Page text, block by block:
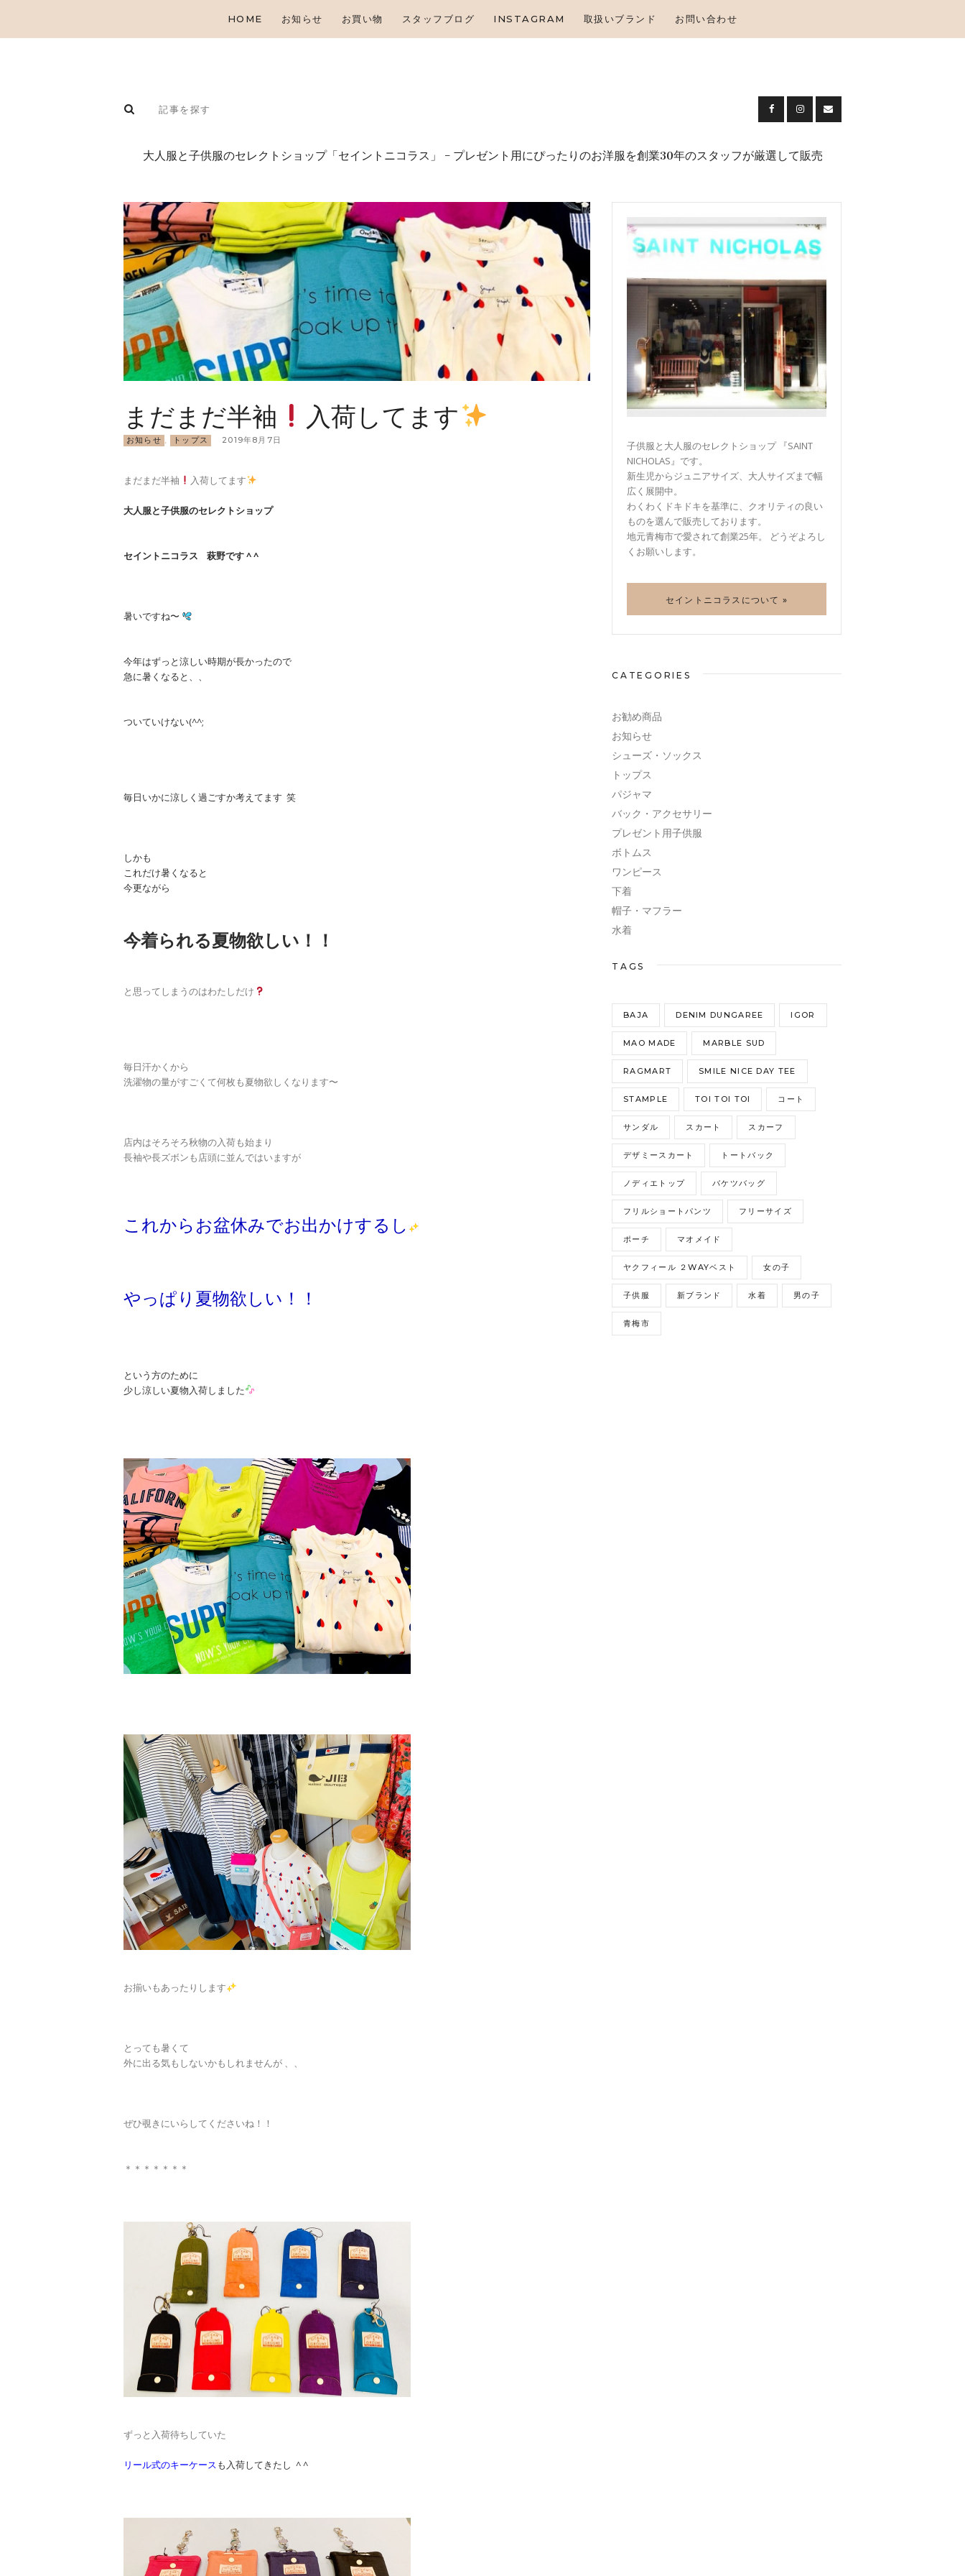
HOME お知らせ お買い物 スタッフブログ INSTAGRAM 取扱いブランド お問い合わせ
⼤⼈服と⼦供服のセレクトショップ「セイントニコラス」 – プレゼント⽤にぴったりのお洋服を創業30年のスタッフが厳選して販売
HOME
INSTAGRAM
お問い合わせ
まだまだ半袖 入荷してます
お知らせ トップス 2019年8月7日
まだまだ半袖 入荷してます
大人服と子供服のセレクトショップ
セイントニコラス 萩野です ^ ^
暑いですね〜
今年はずっと涼しい時期が長かったので
急に暑くなると、、
ついていけない(^^;
毎日いかに涼しく過ごすか考えてます 笑
しかも
これだけ暑くなると
今更ながら
今着られる夏物欲しい！！
と思ってしまうのはわたしだけ
毎日汗かくから
洗濯物の量がすごくて何枚も夏物欲しくなります〜
店内はそろそろ秋物の入荷も始まり
長袖や長ズボンも店頭に並んではいますが
これからお盆休みでお出かけするし
やっぱり夏物欲しい！！
という方のために
少し涼しい夏物入荷しました
お揃いもあったりします
とっても暑くて
外に出る気もしないかもしれませんが 、、
ぜひ覗きにいらしてくださいね！！
＊＊＊＊＊＊＊
ずっと入荷待ちしていた
リール式のキーケースも入荷してきたし ^ ^
子供服と大人服のセレクトショップ 『SAINT
NICHOLAS』です。
新生児からジュニアサイズ、大人サイズまで幅
広く展開中。
わくわくドキドキを基準に、クオリティの良い
ものを選んで販売しております。
地元青梅市で愛されて創業25年。 どうぞよろし
くお願いします。
セイントニコラスについて »
CATEGORIES
お勧め商品
お知らせ
シューズ・ソックス
トップス
パジャマ
バック・アクセサリー
プレゼント用子供服
ボトムス
ワンピース
下着
帽子・マフラー
水着
TAGS
BAJA DENIM DUNGAREE IGOR
MAO MADE MARBLE SUD
RAGMART SMILE NICE DAY TEE
STAMPLE TOI TOI TOI コート
サンダル スカート スカーフ
デザミースカート トートバック
ノディエトップ バケツバッグ
フリルショートパンツ フリーサイズ
ポーチ マオメイド
ヤクフィール ２WAYベスト 女の子
子供服 新ブランド 水着 男の子
青梅市